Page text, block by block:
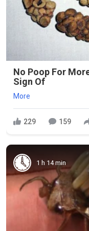
No Poop For
Sign Of
More
229 159
1 h 14 min